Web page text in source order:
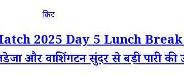
क्रिकेट
2025 Day 5 Lunch Break
और वाशिंगटन सुंदर से बड़ी पारी की